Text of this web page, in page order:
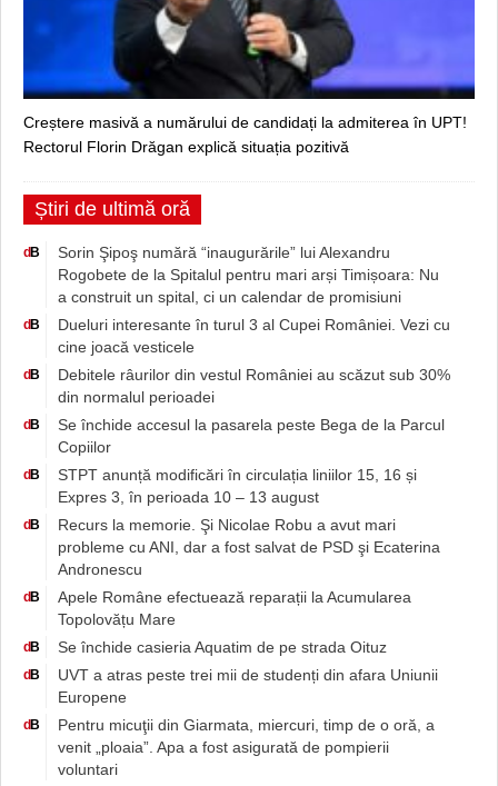
Creștere masivă a numărului de candidați la admiterea în UPT!
Rectorul Florin Drăgan explică situația pozitivă
Știri de ultimă oră
dB
Sorin Şipoş numără “inaugurările” lui Alexandru
Rogobete de la Spitalul pentru mari arși Timișoara: Nu
a construit un spital, ci un calendar de promisiuni
dB
Dueluri interesante în turul 3 al Cupei României. Vezi cu
cine joacă vesticele
dB
Debitele râurilor din vestul României au scăzut sub 30%
din normalul perioadei
dB
Se închide accesul la pasarela peste Bega de la Parcul
Copiilor
dB
STPT anunță modificări în circulația liniilor 15, 16 și
Expres 3, în perioada 10 – 13 august
dB
Recurs la memorie. Şi Nicolae Robu a avut mari
probleme cu ANI, dar a fost salvat de PSD şi Ecaterina
Andronescu
dB
Apele Române efectuează reparații la Acumularea
Topolovățu Mare
dB Se închide casieria Aquatim de pe strada Oituz
dB
UVT a atras peste trei mii de studenți din afara Uniunii
Europene
dB
Pentru micuţii din Giarmata, miercuri, timp de o oră, a
venit „ploaia”. Apa a fost asigurată de pompierii
voluntari